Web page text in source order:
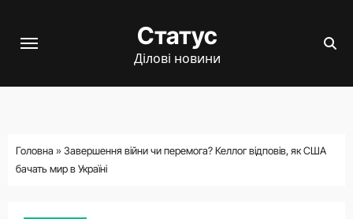
Статус
Ділові новини
Головна » Завершення війни чи перемога? Келлог відповів, як США
бачать мир в Україні